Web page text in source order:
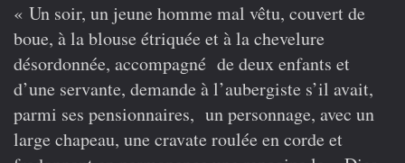
« Un soir, un jeune homme mal vêtu, couvert de
boue, à la blouse étriquée et à la chevelure
désordonnée, accompagné de deux enfants et
d’une servante, demande à l’aubergiste s’il avait,
parmi ses pensionnaires, un personnage, avec un
large chapeau, une cravate roulée en corde et